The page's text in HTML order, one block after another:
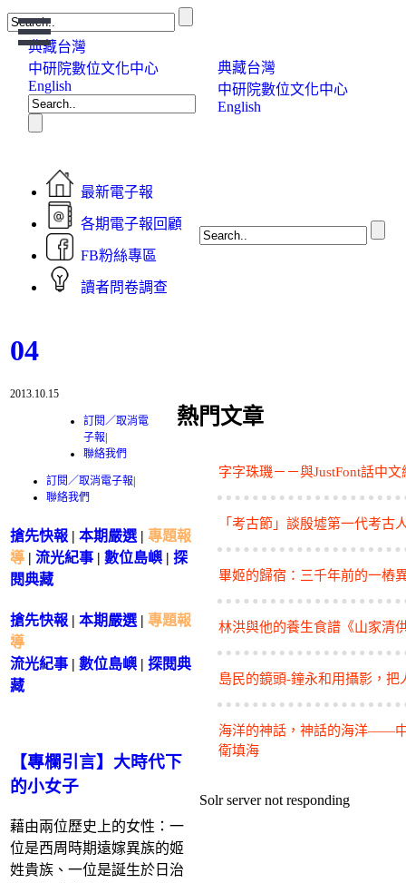
Open
Menu
典藏台灣
中研院數位文化中心
English
典藏台灣
中研院數位文化中心
English
最新電子報
各期電子報回顧
FB粉絲專區
讀者問卷調查
04
2013.10.15
訂閱／取消電
子報|
聯絡我們
訂閱／取消電子報|
聯絡我們
搶先快報 | 本期嚴選 | 專題報
導 | 流光紀事 | 數位島嶼 | 探
閱典藏
搶先快報 | 本期嚴選 | 專題報
導
流光紀事 | 數位島嶼 | 探閱典
藏
【專欄引言】大時代下
的小女子
藉由兩位歷史上的女性：一
位是西周時期遠嫁異族的姬
姓貴族、一位是誕生於日治
熱門文章
字字珠璣－－與JustFont話中
「考古節」談殷墟第一代考古
畢姬的歸宿：三千年前的一樁
林洪與他的養生食譜《山家清
島民的鏡頭-鐘永和用攝影，把
海洋的神話，神話的海洋——
衛填海
Solr server not responding